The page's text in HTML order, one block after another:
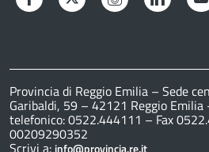
Provincia di Reggio Emilia – Sede
Garibaldi, 59 – 42121 Reggio
telefonico: 0522.444111 – Fax
00209290352
Scrivi a: info@provincia.re.it